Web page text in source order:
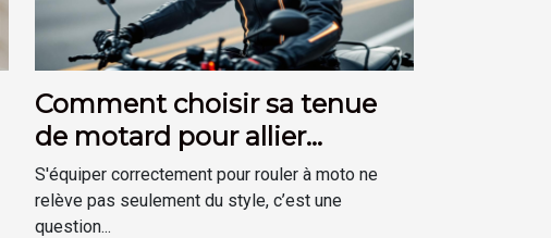
Comment choisir sa tenue
de motard pour allier
sécurité et confort ?
S'équiper correctement pour rouler à moto ne
relève pas seulement du style, c’est une
question...